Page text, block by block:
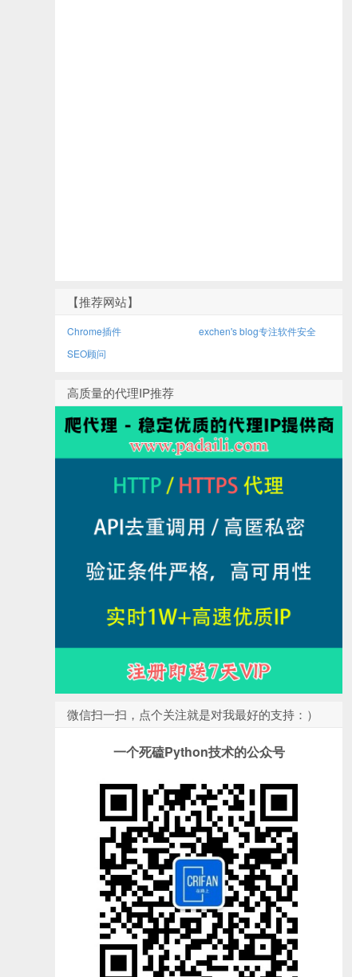
【推荐网站】
Chrome插件
exchen's blog专注软件安全
SEO顾问
高质量的代理IP推荐
微信扫一扫，点个关注就是对我最好的支持：）
一个死磕Python技术的公众号